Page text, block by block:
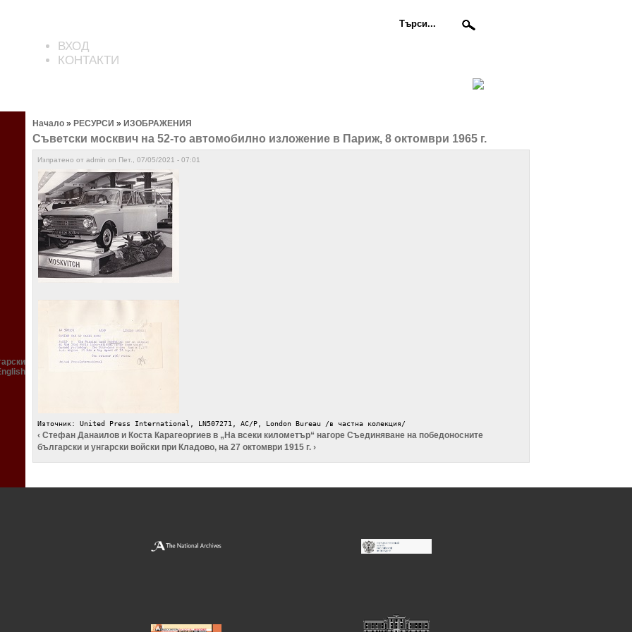
ВХОД
КОНТАКТИ
Начало » РЕСУРСИ » ИЗОБРАЖЕНИЯ
Съветски москвич на 52-то автомобилно изложение в Париж, 8 октомври 1965 г.
Изпратено от admin on Пет., 07/05/2021 - 07:01
Източник: United Press International, LN507271, AC/P, London Bureau /в частна колекция/
‹ Стефан Данаилов и Коста Карагеоргиев в „На всеки километър“ нагоре Съединяване на победоносните
български и унгарски войски при Кладово, на 27 октомври 1915 г. ›